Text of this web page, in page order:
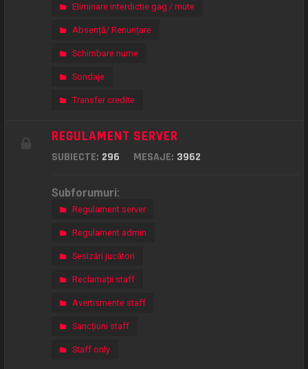
Eliminare interdictie gag / mute
Absență/ Renunțare
Schimbare nume
Sondaje
Transfer credite
REGULAMENT SERVER
SUBIECTE: 296 MESAJE: 3962
Subforumuri:
Regulament server
Regulament admin
Sesizări jucători
Reclamații staff
Avertismente staff
Sancțiuni staff
Staff only